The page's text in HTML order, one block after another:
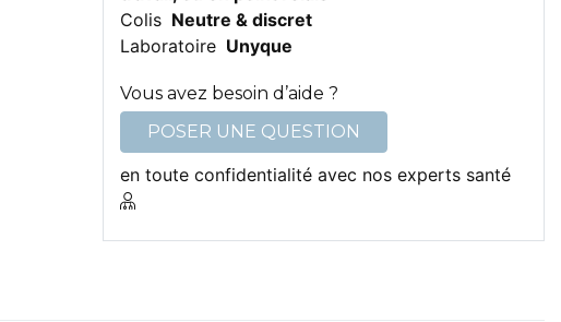
Colis Neutre & discret
Laboratoire Unyque
Vous avez besoin d’aide ?
POSER UNE QUESTION
en toute confidentialité avec nos experts santé